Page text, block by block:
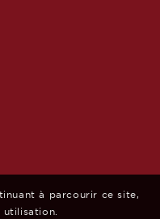
à parcourir ce site,